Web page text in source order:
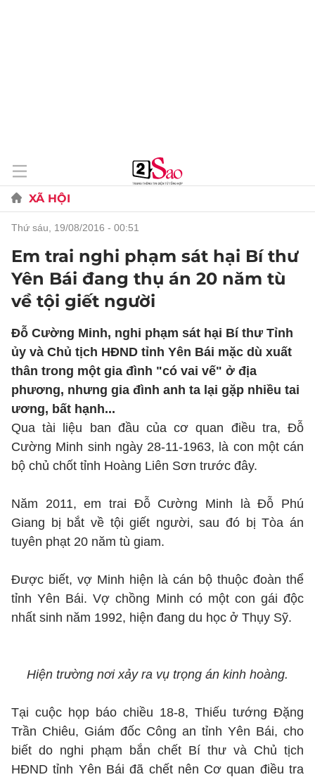
XÃ HỘI
thứ sáu, 19/08/2016 - 00:51
Em trai nghi phạm sát hại Bí thư
Yên Bái đang thụ án 20 năm tù
về tội giết người
Đỗ Cường Minh, nghi phạm sát hại Bí thư Tỉnh
ủy và Chủ tịch HĐND tỉnh Yên Bái mặc dù xuất
thân trong một gia đình "có vai vế" ở địa
phương, nhưng gia đình anh ta lại gặp nhiều tai
ương, bất hạnh...
Qua tài liệu ban đầu của cơ quan điều tra, Đỗ
Cường Minh sinh ngày 28-11-1963, là con một cán
bộ chủ chốt tỉnh Hoàng Liên Sơn trước đây.
Năm 2011, em trai Đỗ Cường Minh là Đỗ Phú
Giang bị bắt về tội giết người, sau đó bị Tòa án
tuyên phạt 20 năm tù giam.
Được biết, vợ Minh hiện là cán bộ thuộc đoàn thể
tỉnh Yên Bái. Vợ chồng Minh có một con gái độc
nhất sinh năm 1992, hiện đang du học ở Thụy Sỹ.
Hiện trường nơi xảy ra vụ trọng án kinh hoàng.
Tại cuộc họp báo chiều 18-8, Thiếu tướng Đặng
Trần Chiêu, Giám đốc Công an tỉnh Yên Bái, cho
biết do nghi phạm bắn chết Bí thư và Chủ tịch
HĐND tỉnh Yên Bái đã chết nên Cơ quan điều tra